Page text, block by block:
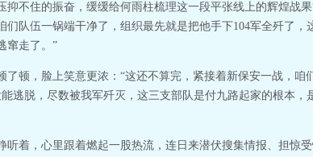
抑不住的振奋，缓缓给何雨柱梳理这一段平张线上的辉煌战
们队伍一锅端干净了，组织最先就是把他手下104军全歼了
窜走了。”
了顿，脸上笑意更浓：“这还不算完，紧接着新保安一战，
能逃脱，尽数被我军歼灭，这三支部队是付九路起家的根本
听着，心里跟着燃起一股热流，连日来潜伏搜集情报、担惊受